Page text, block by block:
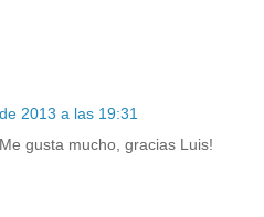
2013 a las 19:31
gusta mucho, gracias Luis!